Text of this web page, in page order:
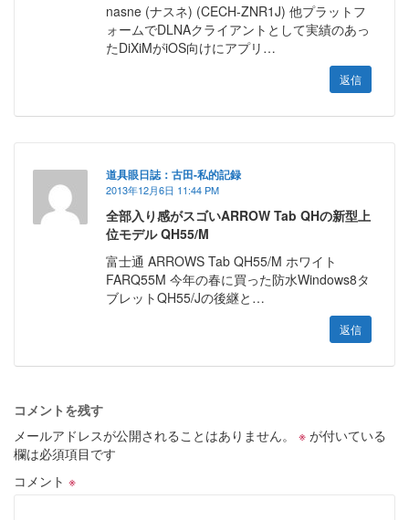
nasne (ナスネ) (CECH-ZNR1J) 他プラットフ
ォームでDLNAクライアントとして実績のあっ
たDiXiMがiOS向けにアプリ…
返信
道具眼日誌：古田-私的記録
2013年12月6日 11:44 PM
全部入り感がスゴいARROW Tab QHの新型上
位モデル QH55/M
富士通 ARROWS Tab QH55/M ホワイト
FARQ55M 今年の春に買った防水Windows8タ
ブレットQH55/Jの後継と…
返信
コメントを残す
メールアドレスが公開されることはありません。
※ が付いている
欄は必須項目です
コメント ※